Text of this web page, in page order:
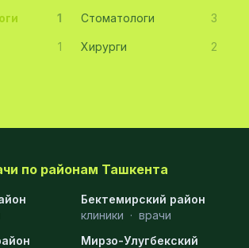
1 Стоматологи 3
1 Хирурги 2
по районам Ташкента
Бектемирский район
клиники · врачи
Мирзо-Улугбекский